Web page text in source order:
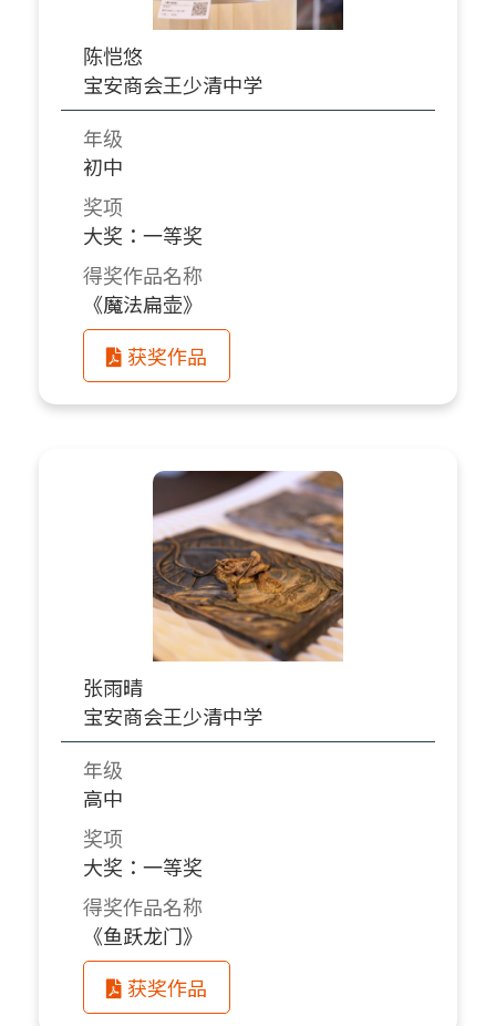
陈恺悠
宝安商会王少清中学
年级
初中
奖项
大奖：一等奖
得奖作品名称
《魔法扁壶》
获奖作品
张雨晴
宝安商会王少清中学
年级
高中
奖项
大奖：一等奖
得奖作品名称
《鱼跃龙门》
获奖作品